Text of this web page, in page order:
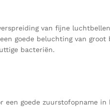
van fijne
goede beluchting van
bacteriën.
een goede zuurstofopname in